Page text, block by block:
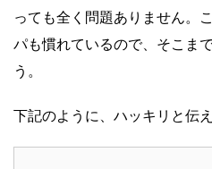
っても全く問題ありません。
パも慣れているので、そこま
う。
下記のように、ハッキリと伝